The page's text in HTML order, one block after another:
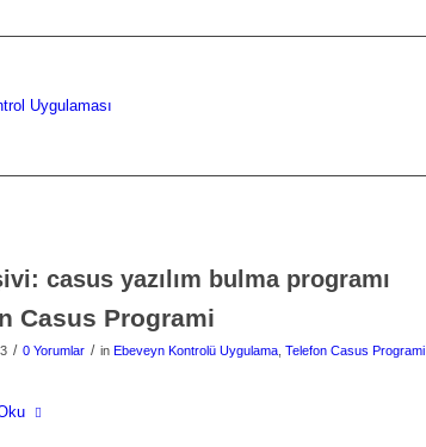
casus yazılım bulma programı
Casus Programi
/ 0 Yorumlar / in Ebeveyn Kontrolü Uygulama Telefon Casus Programi